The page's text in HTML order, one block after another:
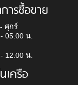
การซื้อขาย
ศุกร์
05.00 น.
12.00 น.
เครือ